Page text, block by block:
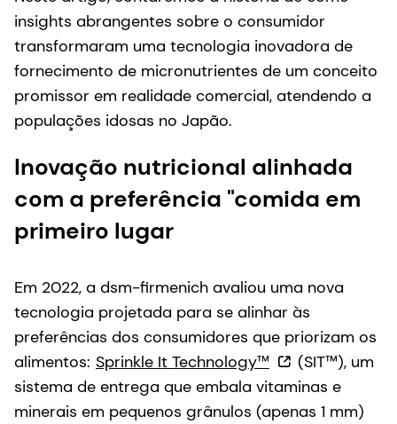
insights abrangentes sobre o consumidor
transformaram uma tecnologia inovadora de
fornecimento de micronutrientes de um conceito
promissor em realidade comercial, atendendo a
populações idosas no Japão.
Inovação nutricional alinhada
com a preferência "comida em
primeiro lugar
Em 2022, a dsm-firmenich avaliou uma nova
tecnologia projetada para se alinhar às
preferências dos consumidores que priorizam os
alimentos: Sprinkle It Technology™
(SIT™), um
sistema de entrega que embala vitaminas e
minerais em pequenos grânulos (apenas 1 mm)